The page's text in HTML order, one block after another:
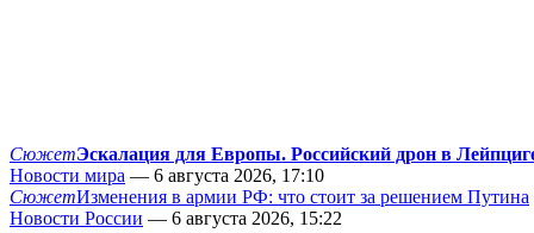
СюжетЭскалация для Европы. Российский дрон в
Новости мира — 6 августа 2026, 17:10
СюжетИзменения в армии РФ: что стоит за решением Путина
Новости России — 6 августа 2026, 15:22